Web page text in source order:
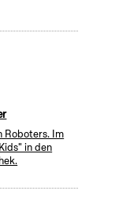
Roboters. Im
in den